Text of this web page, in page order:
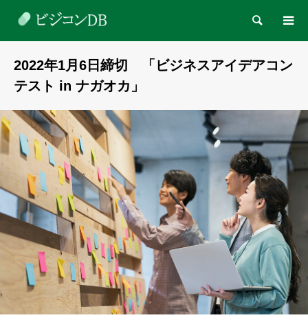
検索
2022年1月6日締切 「ビジネスアイデアコン
テスト in ナガオカ」